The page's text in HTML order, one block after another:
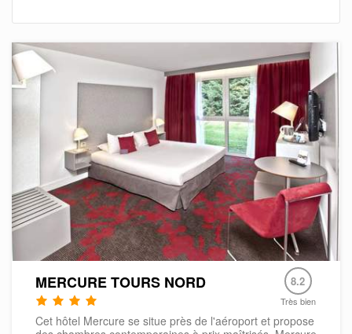
MERCURE TOURS NORD 8.2
Très bien
Cet hôtel Mercure se situe près de l'aéroport et propose